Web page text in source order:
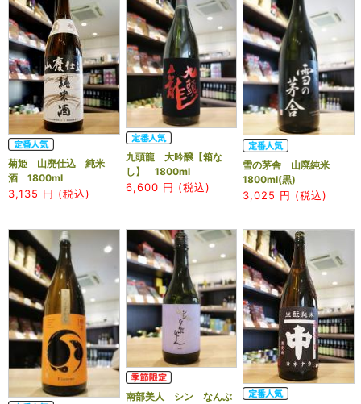
菊姫 山廃仕込 純米
酒 1800ml
3,135 円 (税込)
九頭龍 大吟醸【箱な
し】 1800ml
6,600 円 (税込)
雪の茅舎 山廃純米
1800ml(黒)
3,025 円 (税込)
南部美人 シン なんぶ